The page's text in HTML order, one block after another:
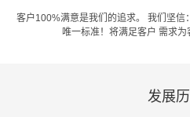
客户100%满意是我们的追求。 我们坚信
唯一标准！将满足客户 需求
发展